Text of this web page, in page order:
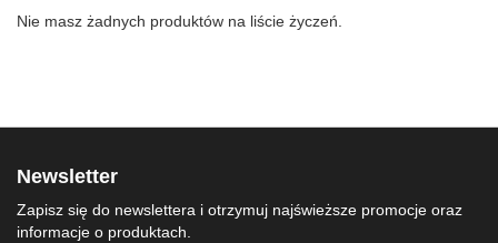
Nie masz żadnych produktów na liście życzeń.
Newsletter
Zapisz się do newslettera i otrzymuj najświeższe promocje oraz
informacje o produktach.